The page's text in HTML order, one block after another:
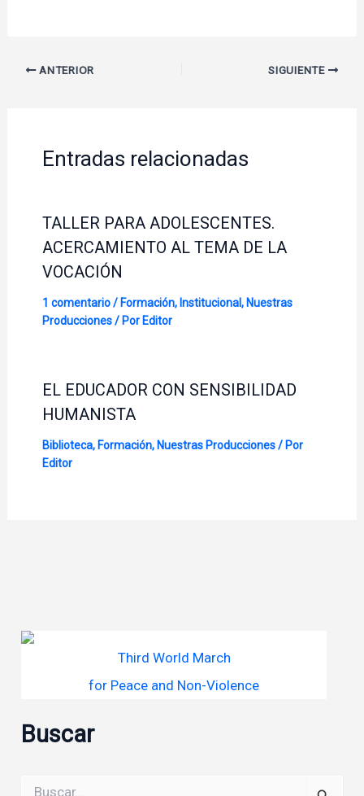
ANTERIOR SIGUIENTE
Entradas relacionadas
TALLER PARA ADOLESCENTES.
ACERCAMIENTO AL TEMA DE LA
VOCACIÓN
1 comentario / Formación, Institucional, Nuestras
Producciones/ Por Editor
EL EDUCADOR CON SENSIBILIDAD
HUMANISTA
Biblioteca, Formación, Nuestras Producciones/ Por
Editor
Third World March
for Peace and Non-Violence
Buscar